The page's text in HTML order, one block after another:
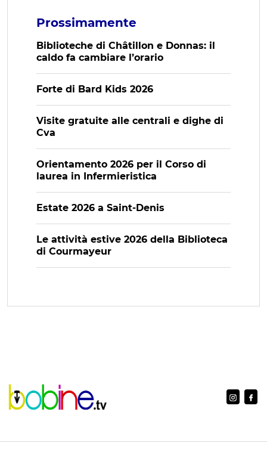
Prossimamente
Biblioteche di Châtillon e Donnas: il
caldo fa cambiare l’orario
Forte di Bard Kids 2026
Visite gratuite alle centrali e dighe di
Cva
Orientamento 2026 per il Corso di
laurea in Infermieristica
Estate 2026 a Saint-Denis
Le attività estive 2026 della Biblioteca
di Courmayeur